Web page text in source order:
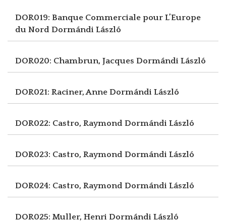
DOR019: Banque Commerciale pour L’Europe
du Nord Dormándi László
DOR020: Chambrun, Jacques Dormándi László
DOR021: Raciner, Anne Dormándi László
DOR022: Castro, Raymond Dormándi László
DOR023: Castro, Raymond Dormándi László
DOR024: Castro, Raymond Dormándi László
DOR025: Muller, Henri Dormándi László